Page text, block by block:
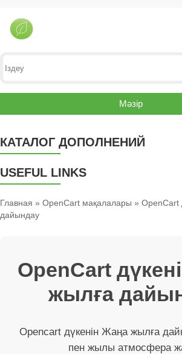
Мәзір
КАТАЛОГ ДОПОЛНЕНИЙ
USEFUL LINKS
Главная » OpenCart мақалалары » OpenCart
дайындау
OpenCart
жылға
Opencart дүкенін Жаңа жылға
пен жылы атмосфера